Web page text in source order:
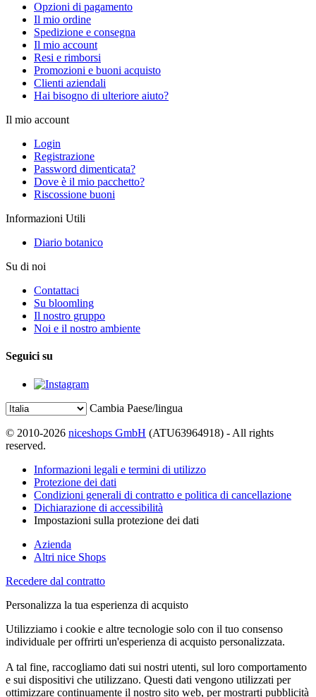
Opzioni di pagamento
Il mio ordine
Spedizione e consegna
Il mio account
Resi e rimborsi
Promozioni e buoni acquisto
Clienti aziendali
Hai bisogno di ulteriore aiuto?
Il mio account
Login
Registrazione
Password dimenticata?
Dove è il mio pacchetto?
Riscossione buoni
Informazioni Utili
Diario botanico
Su di noi
Contattaci
Su bloomling
Il nostro gruppo
Noi e il nostro ambiente
Seguici su
Cambia Paese/lingua
© 2010-2026 niceshops GmbH (ATU63964918) - All rights
reserved.
Informazioni legali e termini di utilizzo
Protezione dei dati
Condizioni generali di contratto e politica di cancellazione
Dichiarazione di accessibilità
Impostazioni sulla protezione dei dati
Azienda
Altri nice Shops
Recedere dal contratto
Personalizza la tua esperienza di acquisto
Utilizziamo i cookie e altre tecnologie solo con il tuo consenso
individuale per offrirti un'esperienza di acquisto personalizzata.
A tal fine, raccogliamo dati sui nostri utenti, sul loro comportamento
e sui dispositivi che utilizzano. Questi dati vengono utilizzati per
ottimizzare continuamente il nostro sito web, per mostrarti pubblicità